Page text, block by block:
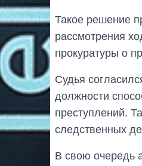
Такое решение
рассмотрения
прокуратуры о
Судья
должности
преступлений.
следственных
В свою очередь